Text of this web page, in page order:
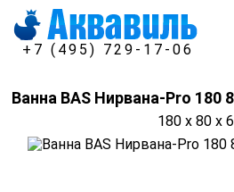
+7 (495) 729-17-06
Ванна BAS Нирвана-Pro 180
180 x 80 x